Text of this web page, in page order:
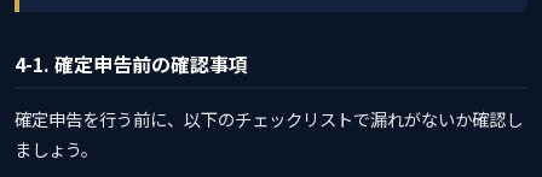
4-1. 確定申告前の確認事項
確定申告を行う前に、以下のチェックリストで漏れがないか確認し
ましょう。